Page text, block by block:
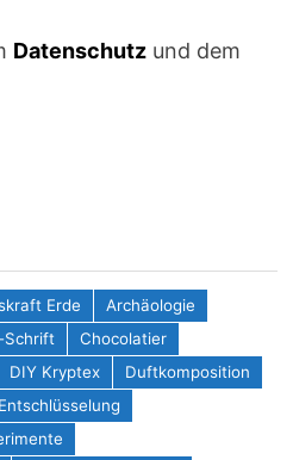
Datenschutzund dem
Erde
Archäologie
Schrift
Chocolatier
DIY Kryptex
Duftkomposition
Entschlüsselung